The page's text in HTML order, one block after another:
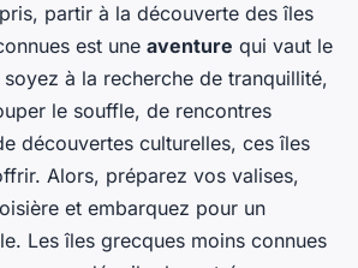
partir à la découverte des îles
est une aventure qui vaut le
à la recherche de tranquillité,
le souffle, de rencontres
découvertes culturelles, ces îles
Alors, préparez vos valises,
et embarquez pour un
Les îles grecques moins connues